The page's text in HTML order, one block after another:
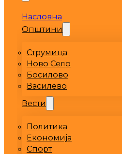
Насловна
Општини
Струмица
Ново Село
Босилово
Василево
Вести
Политика
Економија
Спорт